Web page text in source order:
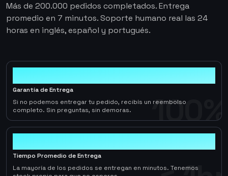
Más de 200.000 pedidos completados. Entrega
promedio en 7 minutos. Soporte humano real las 24
horas en inglés, español y portugués.
100%
Garantía de Entrega
Si no podemos entregar tu pedido, recibís un reembolso
completo. Sin preguntas, sin demoras.
Tiempo Promedio de Entrega
La mayoría de los pedidos se entregan en minutos. Tenemos